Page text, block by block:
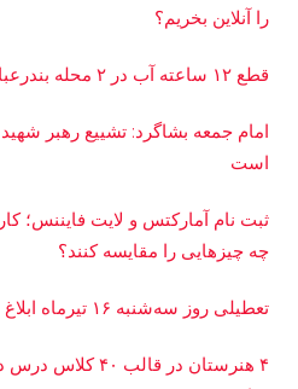
را آنلاین بخریم؟
قطع ۱۲ ساعته آب در ۲ محله بندرعباس
امام جمعه بشاگرد: تشییع رهبر شهید
است
ثبت نام آمارکتس و لایت فایننس؛
چه چیزهایی را مقایسه کنند؟
تعطیلی روز سه‌شنبه ۱۶ تیرماه ابلاغ شد
۴ هنرستان در قالب